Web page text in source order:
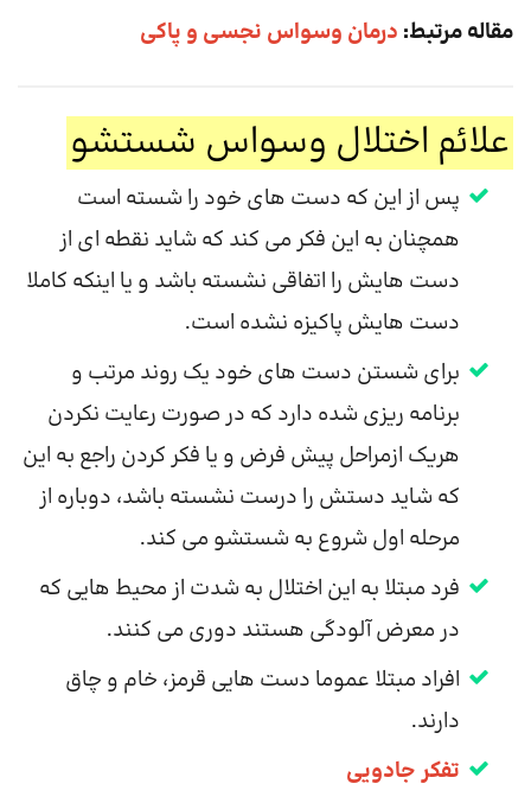
مقاله مرتبط: درمان وسواس نجسی و پاکی
علائم اختلال وسواس شستشو
پس از این که دست های خود را شسته است
همچنان به این فکر می کند که شاید نقطه ای از
دست هایش را اتفاقی نشسته باشد و یا اینکه کاملا
دست هایش پاکیزه نشده است.
برای شستن دست های خود یک روند مرتب و
برنامه ریزی شده دارد که در صورت رعایت نکردن
هریک ازمراحل پیش فرض و یا فکر کردن راجع به این
که شاید دستش را درست نشسته باشد، دوباره از
مرحله اول شروع به شستشو می کند.
فرد مبتلا به این اختلال به شدت از محیط هایی که
در معرض آلودگی هستند دوری می کنند.
افراد مبتلا عموما دست هایی قرمز، خام و چاق
دارند.
تفکر جادویی